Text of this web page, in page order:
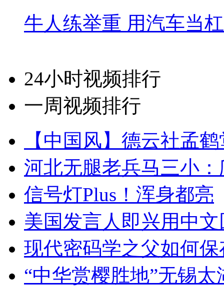
牛人练举重 用汽车当
24小时视频排行
一周视频排行
【中国风】德云社孟
河北无腿老兵马三小
信号灯Plus！浑身都亮
美国发言人即兴用中
现代密码学之父如何
“中华赏樱胜地”无锡